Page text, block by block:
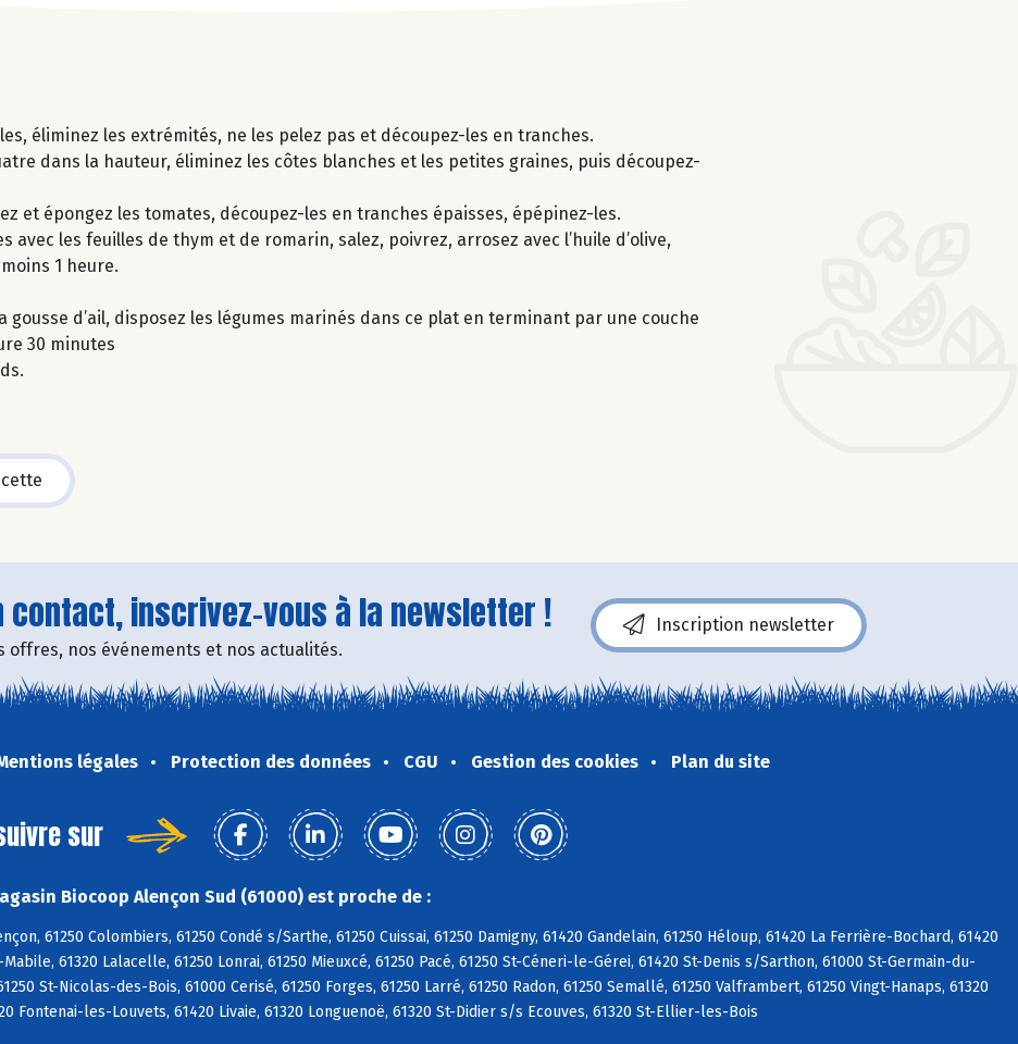
éliminez les extrémités, ne les pelez pas et découpez-les en tranches.
dans la hauteur, éliminez les côtes blanches et les petites graines, puis découpez-
et épongez les tomates, découpez-les en tranches épaisses, épépinez-les.
avec les feuilles de thym et de romarin, salez, poivrez, arrosez avec l’huile d’olive,
1 heure.
gousse d’ail, disposez les légumes marinés dans ce plat en terminant par une couche
30 minutes
contact, inscrivez-vous à la newsletter !
offres, nos événements et nos actualités.
Inscription newsletter
légales Protection des données CGU Gestion des cookies Plan du site
sur
Biocoop Alençon Sud (61000) est proche de :
61250 Colombiers, 61250 Condé s/Sarthe, 61250 Cuissai, 61250 Damigny, 61420 Gandelain, 61250 Héloup, 61420 La Ferrière-Bochard, 61420
Mabile, 61320 Lalacelle, 61250 Lonrai, 61250 Mieuxcé, 61250 Pacé, 61250 St-Céneri-le-Gérei, 61420 St-Denis s/Sarthon, 61000 St-Germain-du-
St-Nicolas-des-Bois, 61000 Cerisé, 61250 Forges, 61250 Larré, 61250 Radon, 61250 Semallé, 61250 Valframbert, 61250 Vingt-Hanaps, 61320
Fontenai-les-Louvets, 61420 Livaie, 61320 Longuenoë, 61320 St-Didier s/s Ecouves, 61320 St-Ellier-les-Bois